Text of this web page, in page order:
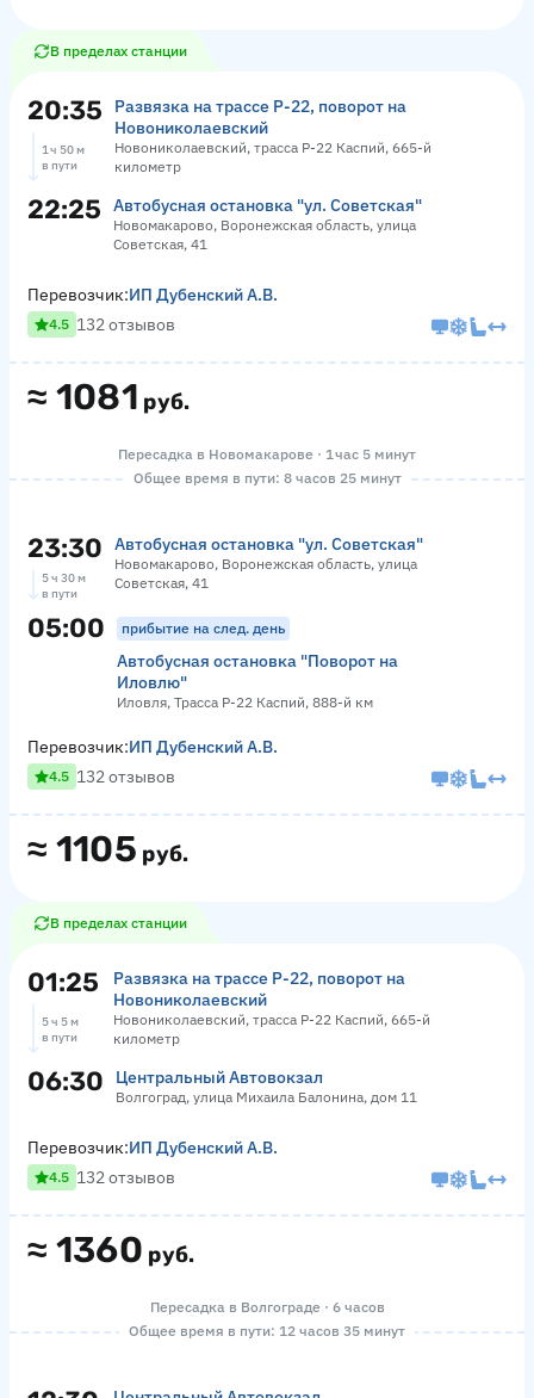
В пределах станции
20:35
Развязка на трассе Р-22, поворот на
Новониколаевский
Новониколаевский, трасса Р-22 Каспий, 665-й
километр
1 ч 50 м
в пути
22:25 Автобусная остановка "ул. Советская"
Новомакарово, Воронежская область, улица
Советская, 41
≈ 1081 руб.
Перевозчик:ИП Дубенский А.В.
4.5 132 отзывов
Пересадка в Новомакарове · 1 час 5 минут
Общее время в пути: 8 часов 25 минут
23:30 Автобусная остановка "ул. Советская"
Новомакарово, Воронежская область, улица
Советская, 41
5 ч 30 м
в пути
05:00 прибытие на след. день
Автобусная остановка "Поворот на
Иловлю"
Иловля, Трасса Р-22 Каспий, 888-й км
≈ 1105 руб.
Перевозчик:ИП Дубенский А.В.
4.5 132 отзывов
В пределах станции
01:25
Развязка на трассе Р-22, поворот на
Новониколаевский
Новониколаевский, трасса Р-22 Каспий, 665-й
километр
5 ч 5 м
в пути
06:30 Центральный Автовокзал
Волгоград, улица Михаила Балонина, дом 11
≈ 1360 руб.
Перевозчик:ИП Дубенский А.В.
4.5 132 отзывов
Пересадка в Волгограде · 6 часов
Общее время в пути: 12 часов 35 минут